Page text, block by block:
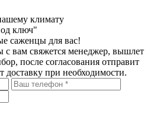
климату
ключ"
саженцы для вас!
с вам свяжется менеджер, вышлет
после согласования отправит
доставку при необходимости.